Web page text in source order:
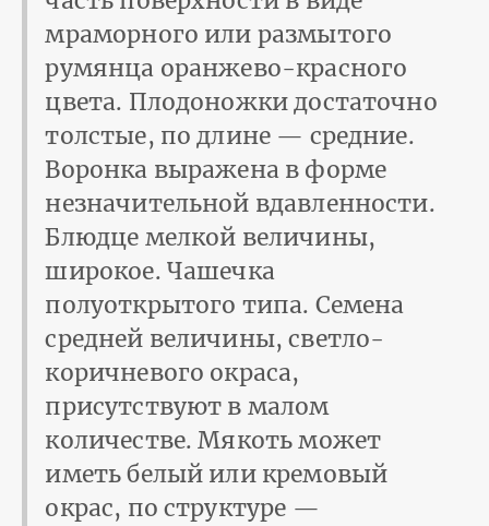
мраморного или размытого
румянца оранжево-красного
цвета. Плодоножки достаточно
толстые, по длине — средние.
Воронка выражена в форме
незначительной вдавленности.
Блюдце мелкой величины,
широкое. Чашечка
полуоткрытого типа. Семена
средней величины, светло-
коричневого окраса,
присутствуют в малом
количестве. Мякоть может
иметь белый или кремовый
окрас, по структуре —